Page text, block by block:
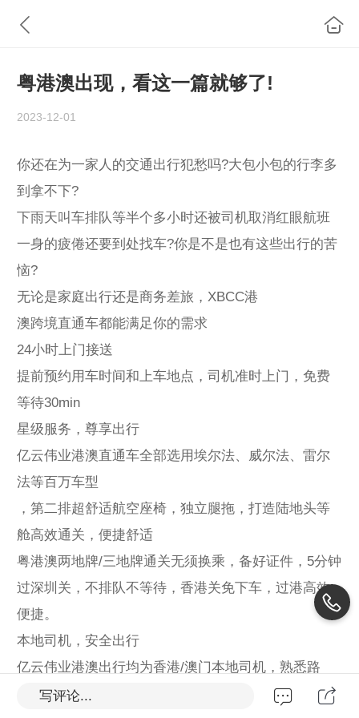
粤港澳出现，看这一篇就够了!
2023-12-01
你还在为一家人的交通出行犯愁吗?大包小包的行李多
到拿不下?
下雨天叫车排队等半个多小时还被司机取消红眼航班
一身的疲倦还要到处找车?你是不是也有这些出行的苦
恼?
无论是家庭出行还是商务差旅，XBCC港
澳跨境直通车都能满足你的需求
24小时上门接送
提前预约用车时间和上车地点，司机准时上门，免费
等待30min
星级服务，尊享出行
亿云伟业港澳直通车全部选用埃尔法、威尔法、雷尔
法等百万车型
，第二排超舒适航空座椅 ，独立腿拖，打造陆地头等
舱高效通关，便捷舒适
粤港澳两地牌/三地牌通关无须换乘，备好证件，5分钟
过深圳关，不排队不等待，香港关免下车，过港高效
便捷。
本地司机，安全出行
亿云伟业港澳出行均为香港/澳门本地司机，熟悉路
况，服务周到
写评论...